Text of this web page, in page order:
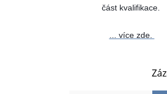
část kvalifikace.
... více zde.